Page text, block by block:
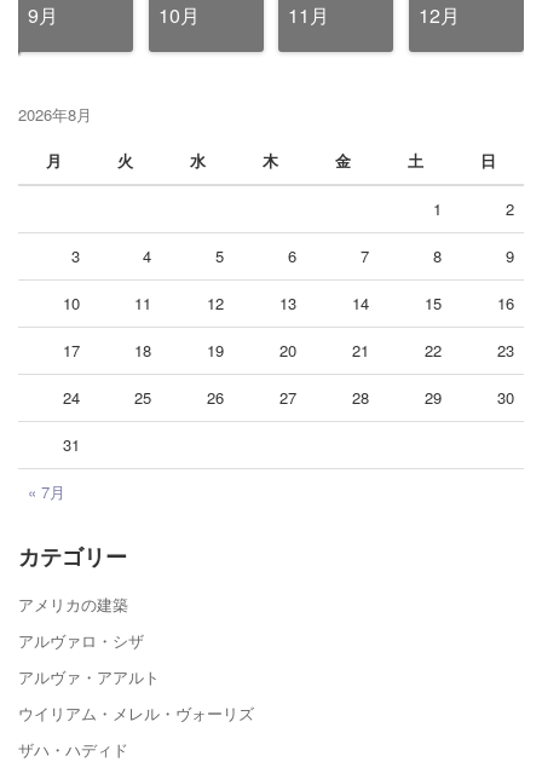
9月 10月 11月 12月
2026年8月
月
火 水 木 金 土 日
« 7月
1 2
3 4 5 6 7 8 9
10 11 12 13 14 15 16
17 18 19 20 21 22 23
24 25 26 27 28 29 30
31
カテゴリー
アメリカの建築
アルヴァロ・シザ
アルヴァ・アアルト
ウイリアム・メレル・ヴォーリズ
ザハ・ハディド